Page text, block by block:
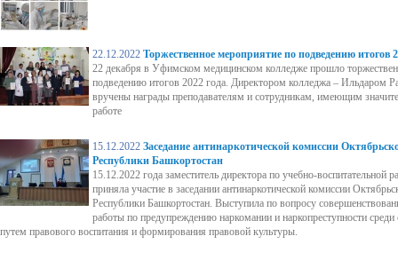
22.12.2022 Торжественное мероприятие по подведению итогов
22 декабря в Уфимском медицинском колледже прошло
подведению итогов 2022 года. Директором колледжа – Ильдаром
вручены награды преподавателям и сотрудникам, имеющим
работе
15.12.2022 Заседание антинаркотической комиссии
Республики Башкортостан
15.12.2022 года заместитель директора по учебно-воспитательной
приняла участие в заседании антинаркотической комиссии
Республики Башкортостан. Выступила по вопросу
работы по предупреждению наркомании и наркопреступности среди
путем правового воспитания и формирования правовой культуры.